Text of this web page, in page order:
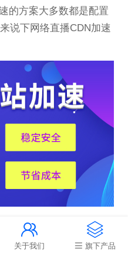
的方案大多数都是配置
说下网络直播CDN加速
源站采用广播方式通

关于我们

旗下产品